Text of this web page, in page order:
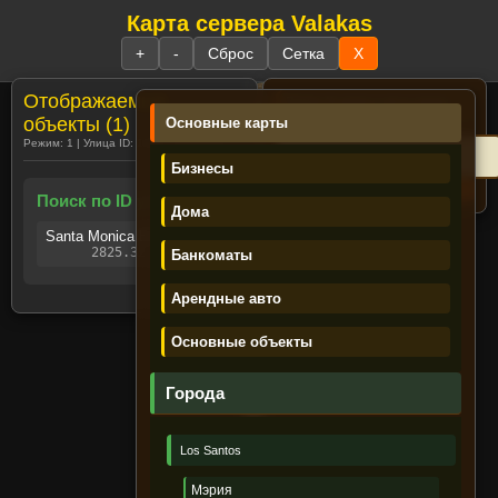
Регистрация
Лента новостей
Основные карты
Бизнесы
Дома
Банкоматы
Арендные авто
Основные объекты
Города
Los Santos
Мэрия
Карта сервера Valakas
+ - Сброс Сетка X
Отображаемые
объекты (1)
Режим: 1 | Улица ID: 1366 | Объектов: 1
Поиск по ID улиц (1)
Santa Monica Blvd. (ID: 1366)
2825.32, -1172.48